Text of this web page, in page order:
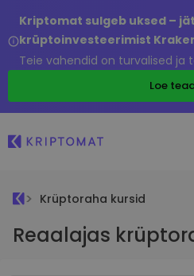
Kriptomat sulgeb uksed –
krüptoinvesteerimist
Teie vahendid on turvalised ja
Loe
Krüptoraha kursid
Reaalajas